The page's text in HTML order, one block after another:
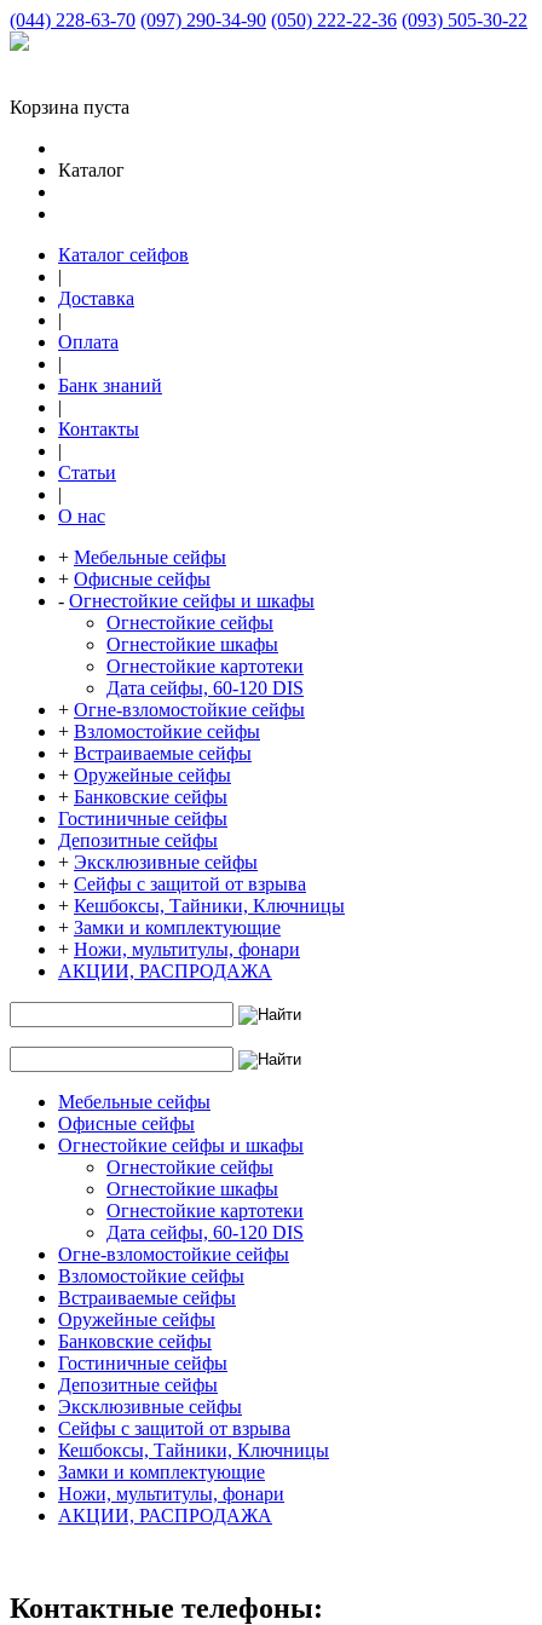
(044) 228-63-70 (097) 290-34-90 (050) 222-22-36 (093) 505-30-22
Корзина пуста
Каталог
Каталог сейфов
|
Доставка
|
Оплата
|
Банк знаний
|
Контакты
|
Статьи
|
О нас
+ Мебельные сейфы
+ Офисные сейфы
- Огнестойкие сейфы и шкафы
Огнестойкие сейфы
Огнестойкие шкафы
Огнестойкие картотеки
Дата сейфы, 60-120 DIS
+ Огне-взломостойкие сейфы
+ Взломостойкие сейфы
+ Встраиваемые сейфы
+ Оружейные сейфы
+ Банковские сейфы
Гостиничные сейфы
Депозитные сейфы
+ Эксклюзивные сейфы
+ Сейфы с защитой от взрыва
+ Кешбоксы, Тайники, Ключницы
+ Замки и комплектующие
+ Ножи, мультитулы, фонари
АКЦИИ, РАСПРОДАЖА
Мебельные сейфы
Офисные сейфы
Огнестойкие сейфы и шкафы
Огнестойкие сейфы
Огнестойкие шкафы
Огнестойкие картотеки
Дата сейфы, 60-120 DIS
Огне-взломостойкие сейфы
Взломостойкие сейфы
Встраиваемые сейфы
Оружейные сейфы
Банковские сейфы
Гостиничные сейфы
Депозитные сейфы
Эксклюзивные сейфы
Сейфы с защитой от взрыва
Кешбоксы, Тайники, Ключницы
Замки и комплектующие
Ножи, мультитулы, фонари
АКЦИИ, РАСПРОДАЖА
Контактные телефоны: